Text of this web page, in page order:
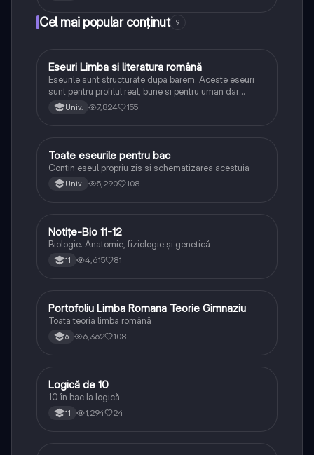
Cel mai popular conținut 9
Limba și literatura română
Eseuri Limba si literatura română
Eseurile sunt structurate dupa barem. Aceste eseuri
sunt pentru profilul real, bune si pentru uman dar
lipsesc relatiile dintre personaje si caracrerizarile.
Univ. 7,824 155
Limba și literatura română
Toate eseurile pentru bac
Contin eseul propriu zis si schematizarea acestuia
Univ. 5,290 108
Biologie
Notițe-Bio 11-12
Biologie. Anatomie, fiziologie și genetică
11 4,615 81
Limba și literatura română
Portofoliu Limba Romana Teorie Gimnaziu
Toata teoria limba română
6 6,362 108
Logică
Logică de 10
10 în bac la logică
11 1,294 24